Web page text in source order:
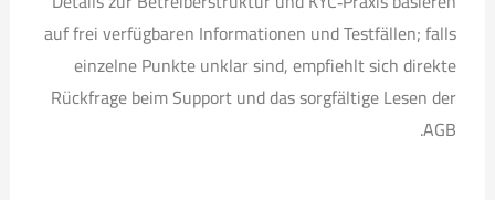
auf frei verfügbaren Informationen und Testfällen; falls
einzelne Punkte unklar sind, empfiehlt sich direkte
Rückfrage beim Support und das sorgfältige Lesen der
AGB.